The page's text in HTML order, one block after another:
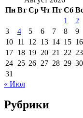
Пн Вт Ср Чт Пт Сб
1
2
3
4 5 6 7 8
9
10 11 12 13 14 15 16
17 18 19 20 21 22 23
24 25 26 27 28 29 30
31
« Июл
Рубрики